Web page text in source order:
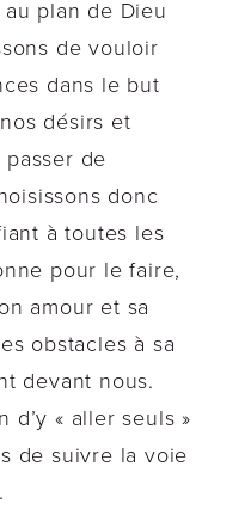
plan de Dieu
de vouloir
dans le but
désirs et
de
donc
à toutes les
pour le faire,
amour et sa
obstacles à sa
devant nous.
d’y « aller seuls »
de suivre la voie